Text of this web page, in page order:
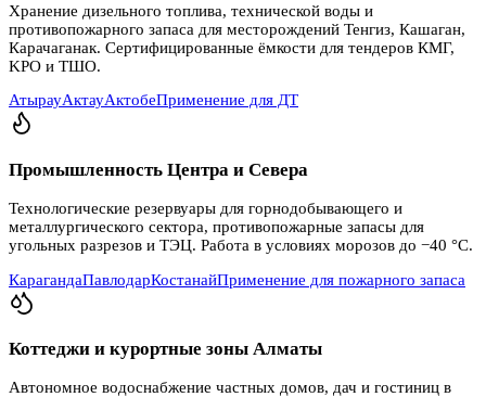
Хранение дизельного топлива, технической воды и
противопожарного запаса для месторождений Тенгиз, Кашаган,
Карачаганак. Сертифицированные ёмкости для тендеров КМГ,
KPO и ТШО.
АтырауАктауАктобеПрименение для ДТ
Промышленность Центра и Севера
Технологические резервуары для горнодобывающего и
металлургического сектора, противопожарные запасы для
угольных разрезов и ТЭЦ. Работа в условиях морозов до −40 °C.
КарагандаПавлодарКостанайПрименение для пожарного запаса
Коттеджи и курортные зоны Алматы
Автономное водоснабжение частных домов, дач и гостиниц в